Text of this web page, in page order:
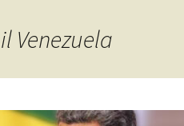
Venezuela